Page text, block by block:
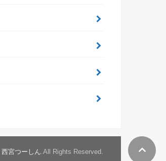
西宮つーしん.All Rights Reserved.